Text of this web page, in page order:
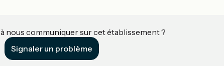
nous communiquer sur cet établissement ?
Signaler un problème